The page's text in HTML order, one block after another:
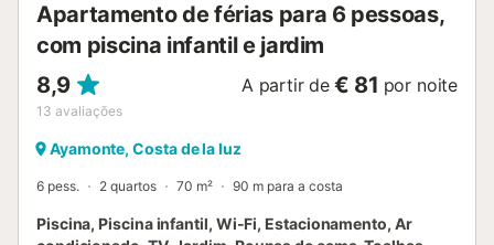
Apartamento de férias para 6 pessoas,
com piscina infantil e jardim
8,9
13 avaliações
A partir de € 81 por noite
Ayamonte, Costa de la luz
6 pess. 2 quartos 70 m² 90 m para a costa
Piscina, Piscina infantil, Wi-Fi, Estacionamento, Ar